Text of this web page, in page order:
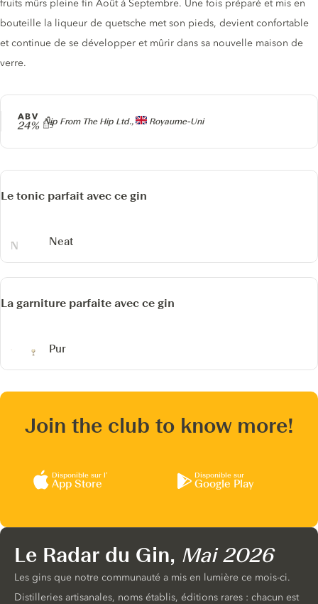
Producteur
Nip From The Hip Ltd., Royaume-Uni
ABV
24%
fruits mûrs pleine fin Août à Septembre. Une fois préparé et mis en
bouteille la liqueur de quetsche met son pieds, devient confortable
et continue de se développer et mûrir dans sa nouvelle maison de
verre.
Le tonic parfait avec ce gin
Neat
La garniture parfaite avec ce gin
Pur
Join the club to know more!
Disponible sur l’
App Store
Disponible sur
Google Play
Le Radar du Gin, Mai 2026
Les gins que notre communauté a mis en lumière ce mois-ci.
Distilleries artisanales, noms établis, éditions rares : chacun est